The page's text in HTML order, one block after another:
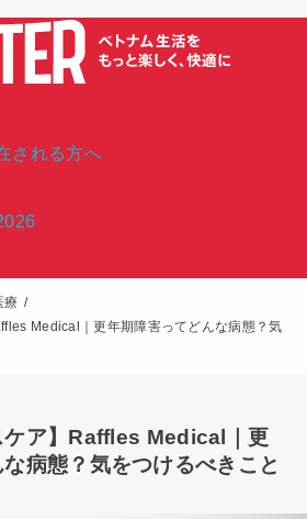
される方へ
療
Medical｜更年期障害ってどんな病態？気
ケア】Raffles Medical｜更
病態？気をつけるべきこと